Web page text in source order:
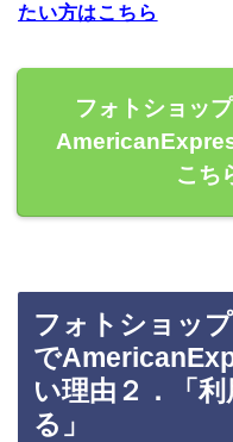
たい方はこちら
フォトショッ
こち
フォトショッ
で
い理由２．「
る」